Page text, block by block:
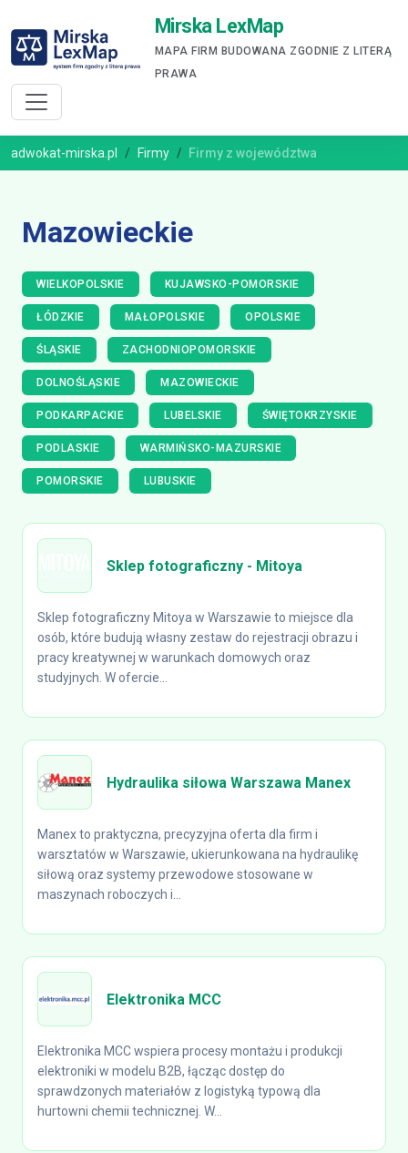
Mirska LexMap
MAPA FIRM BUDOWANA ZGODNIE Z LITERĄ
PRAWA
adwokat-mirska.pl Firmy Firmy z województwa
Mazowieckie
WIELKOPOLSKIE KUJAWSKO-POMORSKIE
ŁÓDZKIE MAŁOPOLSKIE OPOLSKIE
ŚLĄSKIE ZACHODNIOPOMORSKIE
DOLNOŚLĄSKIE MAZOWIECKIE
PODKARPACKIE LUBELSKIE ŚWIĘTOKRZYSKIE
PODLASKIE WARMIŃSKO-MAZURSKIE
POMORSKIE LUBUSKIE
Sklep fotograficzny - Mitoya
Sklep fotograficzny Mitoya w Warszawie to miejsce dla
osób, które budują własny zestaw do rejestracji obrazu i
pracy kreatywnej w warunkach domowych oraz
studyjnych. W ofercie...
Hydraulika siłowa Warszawa Manex
Manex to praktyczna, precyzyjna oferta dla firm i
warsztatów w Warszawie, ukierunkowana na hydraulikę
siłową oraz systemy przewodowe stosowane w
maszynach roboczych i...
Elektronika MCC
Elektronika MCC wspiera procesy montażu i produkcji
elektroniki w modelu B2B, łącząc dostęp do
sprawdzonych materiałów z logistyką typową dla
hurtowni chemii technicznej. W...